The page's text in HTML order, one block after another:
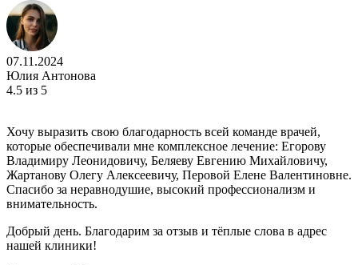
07.11.2024
Юлия Антонова
4.5 из 5
Хочу выразить свою благодарность всей команде врачей,
которые обеспечивали мне комплексное лечение: Егорову
Владимиру Леонидовичу, Беляеву Евгению Михайловичу,
Жартанову Олегу Алексеевичу, Перовой Елене Валентиновне.
Спасибо за неравнодушие, высокий профессионализм и
внимательность.
Добрый день. Благодарим за отзыв и тёплые слова в адрес
нашей клиники!